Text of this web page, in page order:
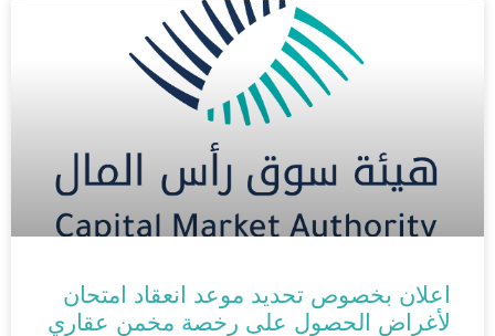
اعلان بخصوص تحديد موعد انعقاد امتحان
لأغراض الحصول على رخصة مخمن عقاري